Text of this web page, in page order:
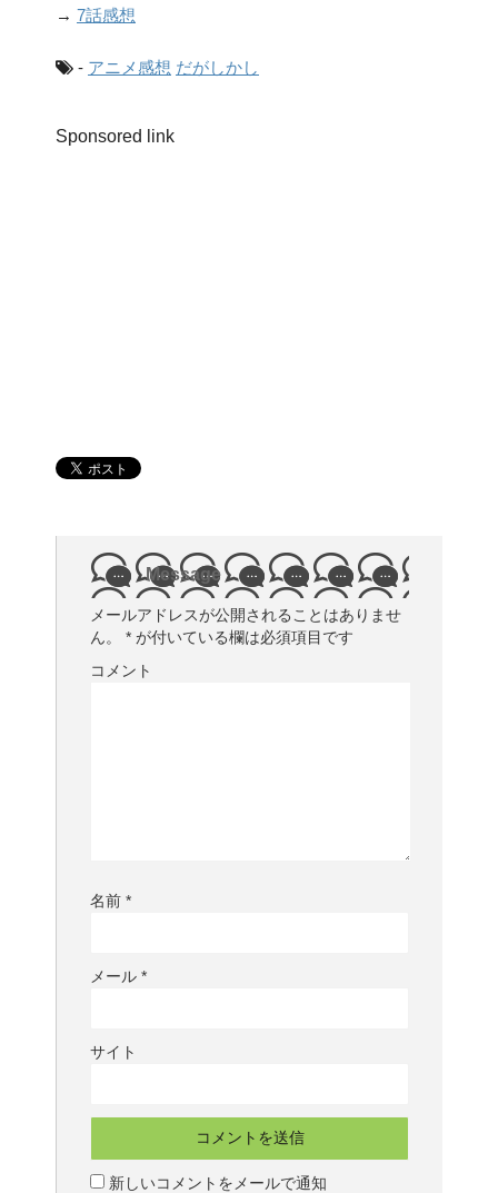
→ 7話感想
- アニメ感想 だがしかし
Sponsored link
Message
メールアドレスが公開されることはありませ
ん。
* が付いている欄は必須項目です
コメント
名前 *
メール *
サイト
新しいコメントをメールで通知